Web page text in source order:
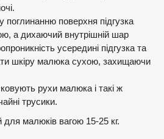
поверхня підгузка
а дихаючий внутрішній шар
усередині підгузка та
шкіру малюка сухою, захищаючи
рухи малюка і такі ж
трусики.
для малюків вагою 15-25 кг.